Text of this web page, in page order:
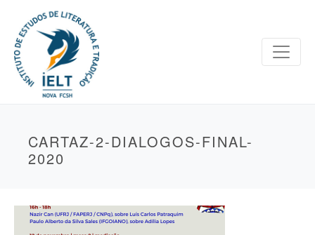
CARTAZ-2-DIALOGOS-FINAL-
2020